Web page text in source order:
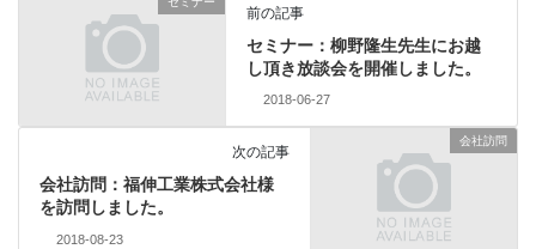
前の記事
セミナー：柳野隆生先生にお越
し頂き放談会を開催しました。
2018-06-27
会社訪問
次の記事
会社訪問：福伸工業株式会社様
を訪問しました。
2018-08-23